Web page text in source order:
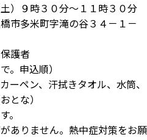
９時３０分～１１時３０分
市多米町字滝の谷３４－１－
護者
申込順）
ペン、汗拭きタオル、水筒、
とな）
。
ません。熱中症対策をお願